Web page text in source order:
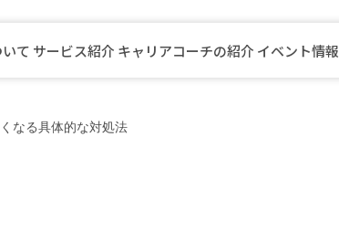
なる具体的な対処法
て サービス紹介
先生向けキャリアプログラム
自治体職員向けキャリアプログラム
キャリアコーチの紹介 イベント情報